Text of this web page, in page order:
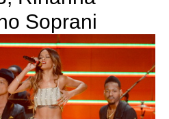
Soprani